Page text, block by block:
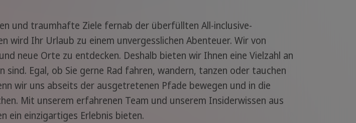
und traumhafte Ziele fernab der überfüllten All-inclusive-
wird Ihr Urlaub zu einem unvergesslichen Abenteuer. Wir von
neue Orte zu entdecken. Deshalb bieten wir Ihnen eine Vielzahl an
Egal, ob Sie gerne Rad fahren, wandern, tanzen oder tauchen
wir uns abseits der ausgetretenen Pfade bewegen und in die
Mit unserem erfahrenen Team und unserem Insiderwissen aus
ein einzigartiges Erlebnis bieten.